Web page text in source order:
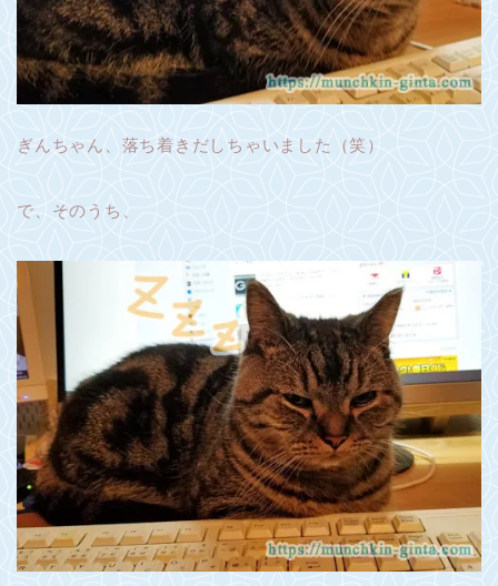
ぎんちゃん、落ち着きだしちゃいました（笑）
で、そのうち、